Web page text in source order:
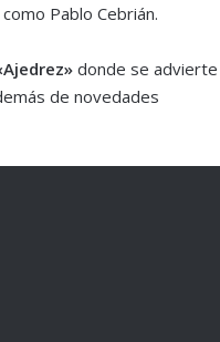
Pablo Cebrián.
donde se advierte
de novedades